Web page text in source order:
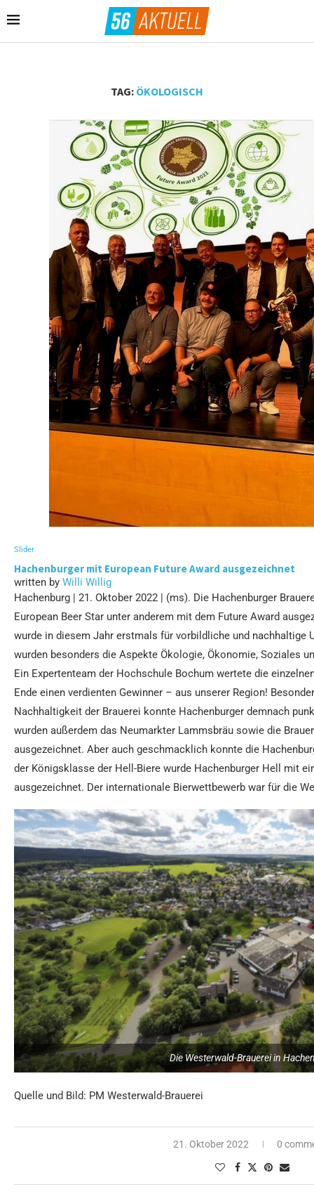
TAG: ÖKOLOGISCH
Slider
Hachenburger mit European Future Award ausgezeichnet
written by Willi Willig
Hachenburg | 21. Oktober 2022 | (ms). Die Hachenburger
European Beer Star unter anderem mit dem Future Award
wurde in diesem Jahr erstmals für vorbildliche und nachhaltige
wurden besonders die Aspekte Ökologie, Ökonomie, Soziales
Ein Expertenteam der Hochschule Bochum wertete die
Ende einen verdienten Gewinner – aus unserer Region!
Nachhaltigkeit der Brauerei konnte Hachenburger demnach
wurden außerdem das Neumarkter Lammsbräu sowie die
ausgezeichnet. Aber auch geschmacklich konnte die
der Königsklasse der Hell-Biere wurde Hachenburger Hell mit
ausgezeichnet. Der internationale Bierwettbewerb war für die
Die Westerwald-Brauerei in
Quelle und Bild: PM Westerwald-Brauerei
21. Oktober 2022 0